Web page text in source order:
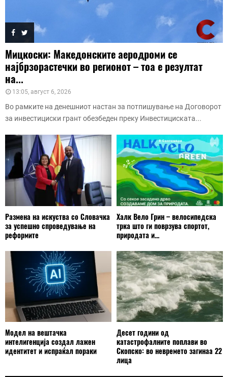
Мицкоски: Македонските аеродроми се
најбрзорастечки во регионот – тоа е резултат
на...
13:05, август 6, 2026
Во рамките на денешниот настан за потпишување на Договорот
за инвестициски грант обезбеден преку Инвестициската...
Размена на искуства со Словачка
за успешно спроведување на
реформите
Халк Вело Грин – велосипедска
трка што ги поврзува спортот,
природата и...
Модел на вештачка
интелигенција создал лажен
идентитет и испраќал пораки
Десет години од
катастрофалните поплави во
Скопско: во невремето загинаа 22
лица